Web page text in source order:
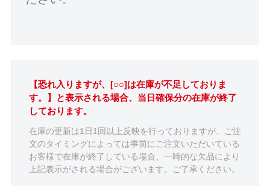
【恐れ入りますが、[○○]は在庫が不足しておりま
す。】と表示される場合、当日確保分の在庫が終了
しております。
在庫の更新は1日1回以上反映を行っておりますが、ご注
文のタイミングによっては事前にご注文いただいている
お客様で在庫が終了している場合、一時的な欠品により
上記表示がされる場合がございます。ご了承ください。